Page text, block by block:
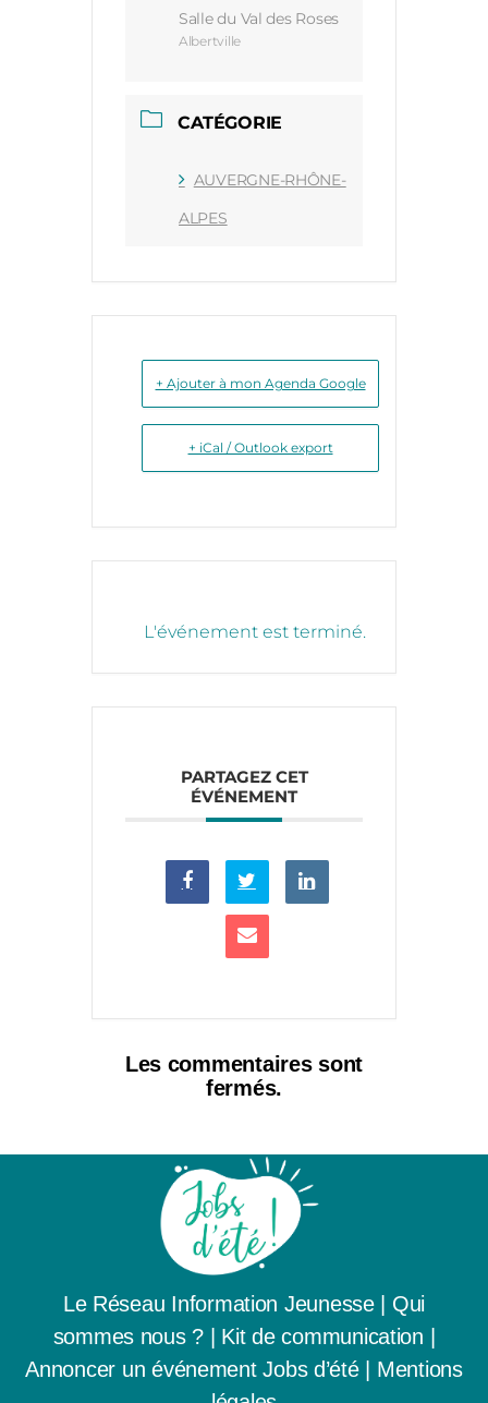
Salle du Val des Roses
Albertville
CATÉGORIE
AUVERGNE-RHÔNE-
ALPES
+ Ajouter à mon Agenda Google
+ iCal / Outlook export
L'événement est terminé.
PARTAGEZ CET
ÉVÉNEMENT
Les commentaires sont
fermés.
Le Réseau Information Jeunesse| Qui
sommes nous ? | Kit de communication |
Annoncer un événement Jobs d’été| Mentions